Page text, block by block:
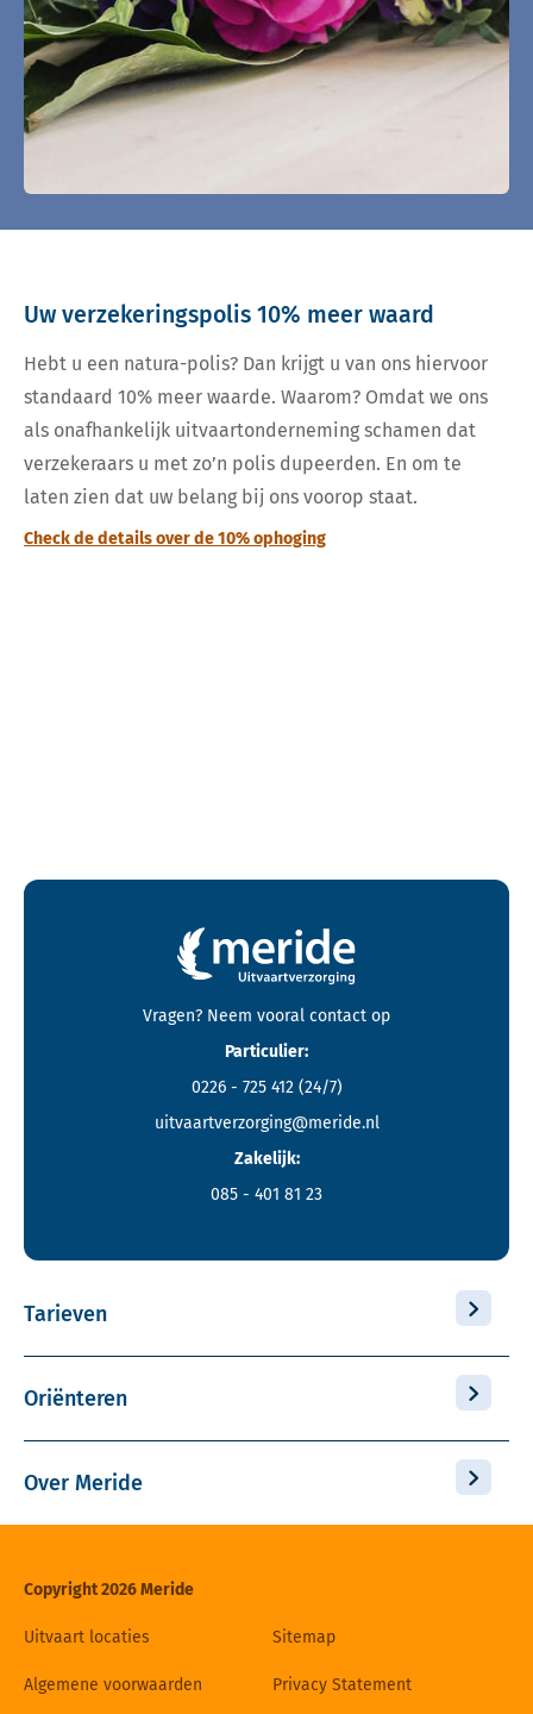
Uw verzekeringspolis 10% meer waard
Hebt u een natura-polis? Dan krijgt u van ons hiervoor
standaard 10% meer waarde. Waarom? Omdat we ons
als onafhankelijk uitvaartonderneming schamen dat
verzekeraars u met zo’n polis dupeerden. En om te
laten zien dat uw belang bij ons voorop staat.
Check de details over de 10% ophoging
Contactgegevens en footer menu van Meride
Vragen? Neem vooral contact op
Particulier:
0226 - 725 412 (24/7)
uitvaartverzorging@meride.nl
Zakelijk:
085 - 401 81 23
Tarieven
Oriënteren
Over Meride
Copyright 2026 Meride
Uitvaart locaties Sitemap
Algemene voorwaarden Privacy Statement